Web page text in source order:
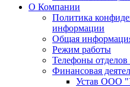
О Компании
Политика
информации
Общая
Режим работы
Телефоны
Финансовая
Устав ООО